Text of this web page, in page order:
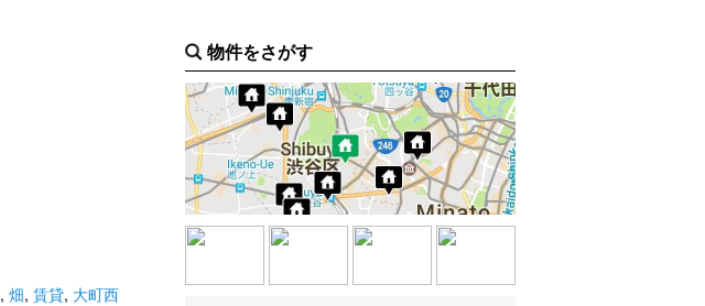
, 畑, 賃貸, 大町西
物件をさがす